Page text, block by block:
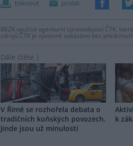
tisknout poslat
BEZK využívá agenturní zpravodajství ČTK,
zdrojů ČTK je výslovně zakázáno bez
Dále čtěte |
V Římě se rozhořela debata o
tradičních koňských povozech.
Jinde jsou už minulostí
k